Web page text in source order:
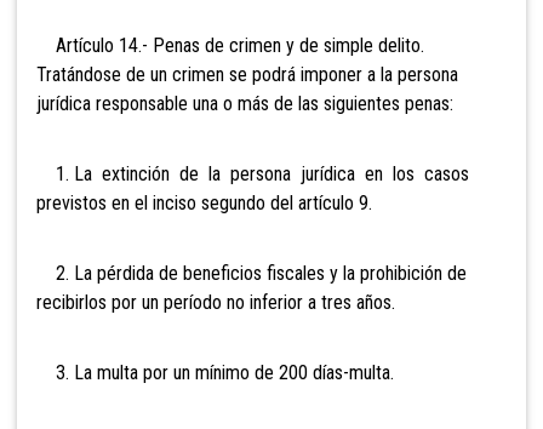
Artículo 14.- Penas de crimen y de simple delito.
Tratándose de un crimen se podrá imponer a la persona
jurídica responsable una o más de las siguientes penas:
1. La extinción de la persona jurídica en los casos
previstos en el inciso segundo del artículo 9.
2. La pérdida de beneficios fiscales y la prohibición de
recibirlos por un período no inferior a tres años.
3. La multa por un mínimo de 200 días-multa.